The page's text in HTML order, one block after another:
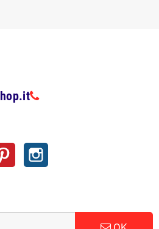
Pinterest